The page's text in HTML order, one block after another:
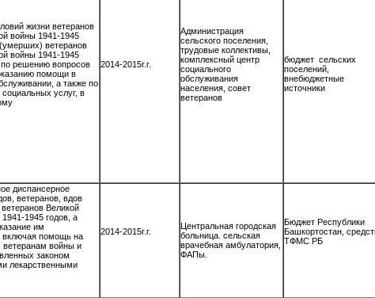
жизни ветеранов
войны 1941-1945
ветеранов
войны 1941-1945
решению вопросов
помощи в
а также по
услуг, в
2014-2015г.г.
Администрация
сельского поселения,
трудовые коллективы,
комплексный центр
социального
обслуживания
населения, совет
ветеранов
бюджет сельских
поселений,
внебюджетные
источники
диспансерное
ветеранов, вдов
Великой
1945 годов, а
им
помощь на
войны и
законом
лекарственными
2014-2015г.г.
Центральная городская
больница. сельская
врачебная амбулатория,
ФАПы.
Бюджет Республики
Башкортостан,
ТФМС РБ